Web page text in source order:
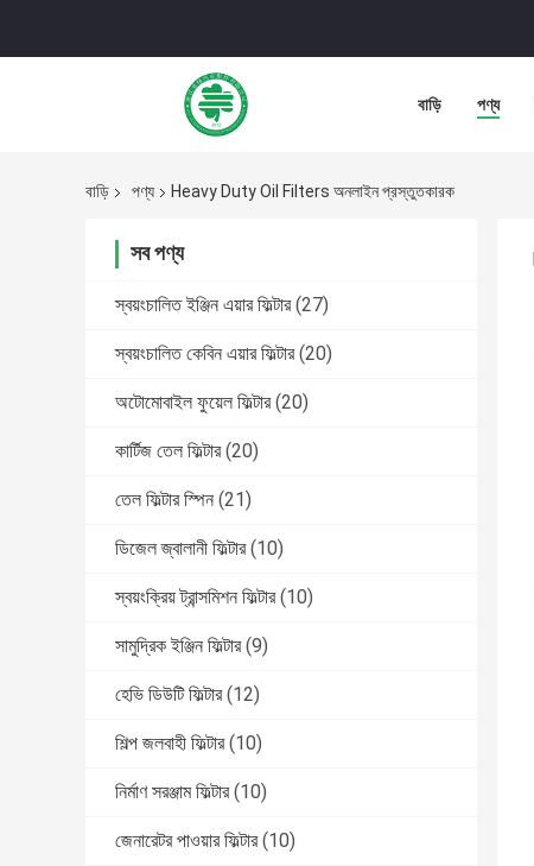
বাড়ি পণ্য
বাড়ি পণ্য Heavy Duty Oil Filters অনলাইন প্রস্তুতকারক
সব পণ্য
স্বয়ংচালিত ইঞ্জিন এয়ার ফিল্টার (27)
স্বয়ংচালিত কেবিন এয়ার ফিল্টার (20)
অটোমোবাইল ফুয়েল ফিল্টার (20)
কার্টিজ তেল ফিল্টার (20)
তেল ফিল্টার স্পিন (21)
ডিজেল জ্বালানী ফিল্টার (10)
স্বয়ংক্রিয় ট্রান্সমিশন ফিল্টার (10)
সামুদ্রিক ইঞ্জিন ফিল্টার (9)
হেভি ডিউটি ​​ফিল্টার (12)
শিল্প জলবাহী ফিল্টার (10)
নির্মাণ সরঞ্জাম ফিল্টার (10)
জেনারেটর পাওয়ার ফিল্টার (10)